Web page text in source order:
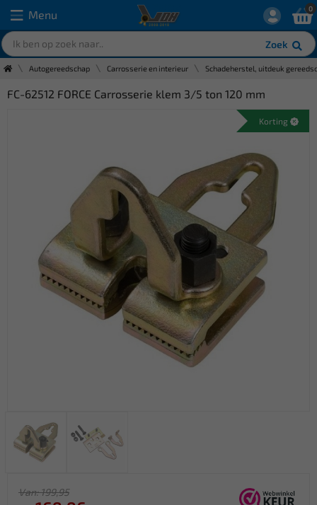
Menu
Zoek
0
Autogereedschap Carrosserie en interieur Schadeherstel, uitdeuk
FC-62512 FORCE Carrosserie klem 3/5 ton 120 mm
Korting
Van: 199,95